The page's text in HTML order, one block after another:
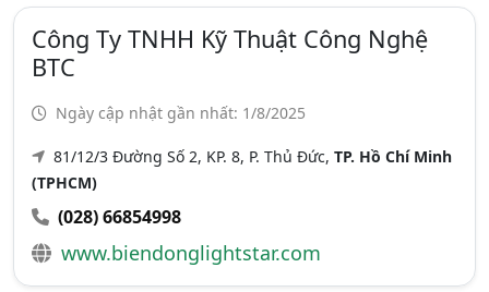
Công Ty TNHH Kỹ Thuật Công Nghệ
BTC
Ngày cập nhật gần nhất: 1/8/2025
81/12/3 Đường Số 2, KP. 8, P. Thủ Đức, TP. Hồ Chí Minh
(TPHCM)
(028) 66854998
www.biendonglightstar.com